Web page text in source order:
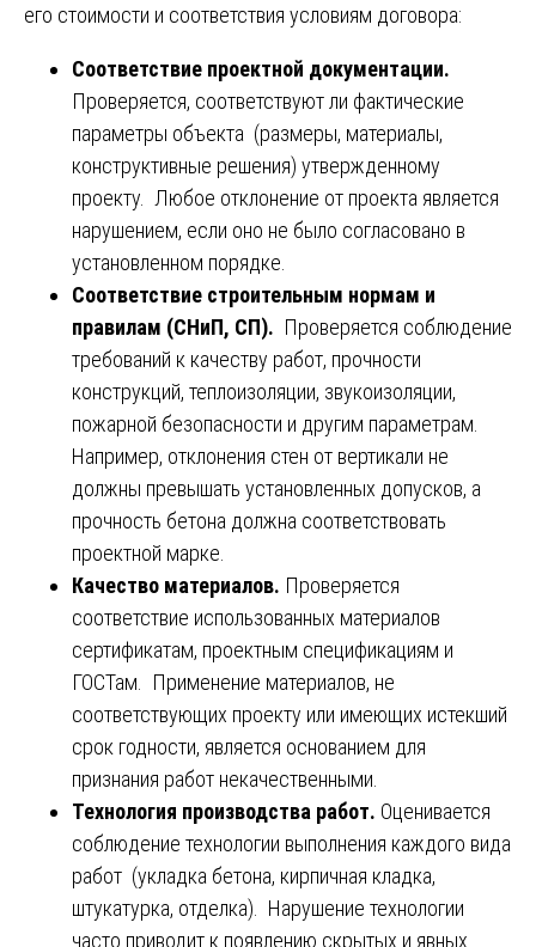
его стоимости и соответствия условиям договора:
Соответствие проектной документации.
Проверяется, соответствуют ли фактические
параметры объекта (размеры, материалы,
конструктивные решения) утвержденному
проекту. Любое отклонение от проекта является
нарушением, если оно не было согласовано в
установленном порядке.
Соответствие строительным нормам и
правилам (СНиП, СП). Проверяется соблюдение
требований к качеству работ, прочности
конструкций, теплоизоляции, звукоизоляции,
пожарной безопасности и другим параметрам.
Например, отклонения стен от вертикали не
должны превышать установленных допусков, а
прочность бетона должна соответствовать
проектной марке.
Качество материалов. Проверяется
соответствие использованных материалов
сертификатам, проектным спецификациям и
ГОСТам. Применение материалов, не
соответствующих проекту или имеющих истекший
срок годности, является основанием для
признания работ некачественными.
Технология производства работ. Оценивается
соблюдение технологии выполнения каждого вида
работ (укладка бетона, кирпичная кладка,
штукатурка, отделка). Нарушение технологии
часто приводит к появлению скрытых и явных